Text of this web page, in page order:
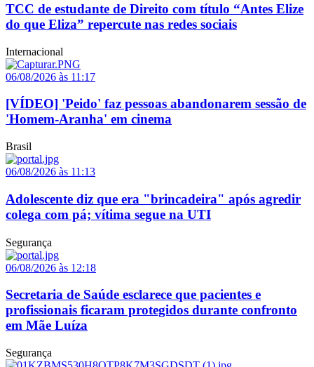
TCC de estudante de Direito com título “Antes Elize
do que Eliza” repercute nas redes sociais
Internacional
06/08/2026 às 11:17
[VÍDEO] 'Peido' faz pessoas abandonarem sessão de
'Homem-Aranha' em cinema
Brasil
06/08/2026 às 11:13
Adolescente diz que era "brincadeira" após agredir
colega com pá; vítima segue na UTI
Segurança
06/08/2026 às 12:18
Secretaria de Saúde esclarece que pacientes e
profissionais ficaram protegidos durante confronto
em Mãe Luíza
Segurança